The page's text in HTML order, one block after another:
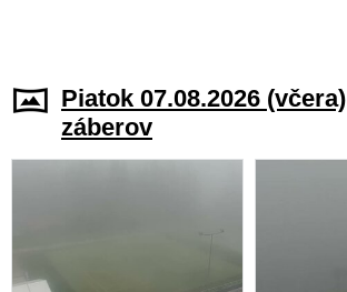
Piatok 07.08.2026 (včera)
záberov